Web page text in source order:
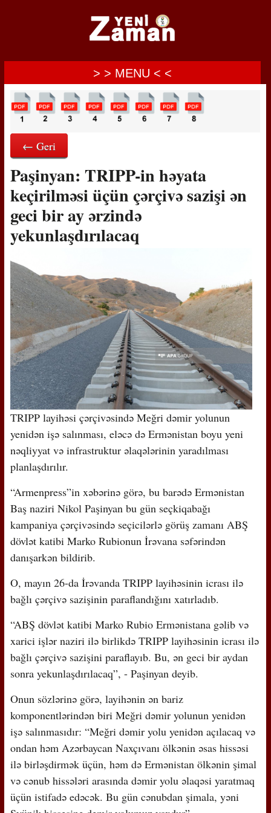
> > MENU < <
← Geri
Paşinyan: TRIPP-in həyata
keçirilməsi üçün çərçivə sazişi ən
geci bir ay ərzində
yekunlaşdırılacaq
TRIPP layihəsi çərçivəsində Meğri dəmir yolunun
yenidən işə salınması, eləcə də Ermənistan boyu yeni
nəqliyyat və infrastruktur əlaqələrinin yaradılması
planlaşdırılır.
“Armenpress”in xəbərinə görə, bu barədə Ermənistan
Baş naziri Nikol Paşinyan bu gün seçkiqabağı
kampaniya çərçivəsində seçicilərlə görüş zamanı ABŞ
dövlət katibi Marko Rubionun İrəvana səfərindən
danışarkən bildirib.
O, mayın 26-da İrəvanda TRIPP layihəsinin icrası ilə
bağlı çərçivə sazişinin paraflandığını xatırladıb.
“ABŞ dövlət katibi Marko Rubio Ermənistana gəlib və
xarici işlər naziri ilə birlikdə TRIPP layihəsinin icrası ilə
bağlı çərçivə sazişini paraflayıb. Bu, ən geci bir aydan
sonra yekunlaşdırılacaq”, - Paşinyan deyib.
Onun sözlərinə görə, layihənin ən bariz
komponentlərindən biri Meğri dəmir yolunun yenidən
işə salınmasıdır: “Meğri dəmir yolu yenidən açılacaq və
ondan həm Azərbaycan Naxçıvanı ölkənin əsas hissəsi
ilə birləşdirmək üçün, həm də Ermənistan ölkənin şimal
və cənub hissələri arasında dəmir yolu əlaqəsi yaratmaq
üçün istifadə edəcək. Bu gün cənubdan şimala, yəni